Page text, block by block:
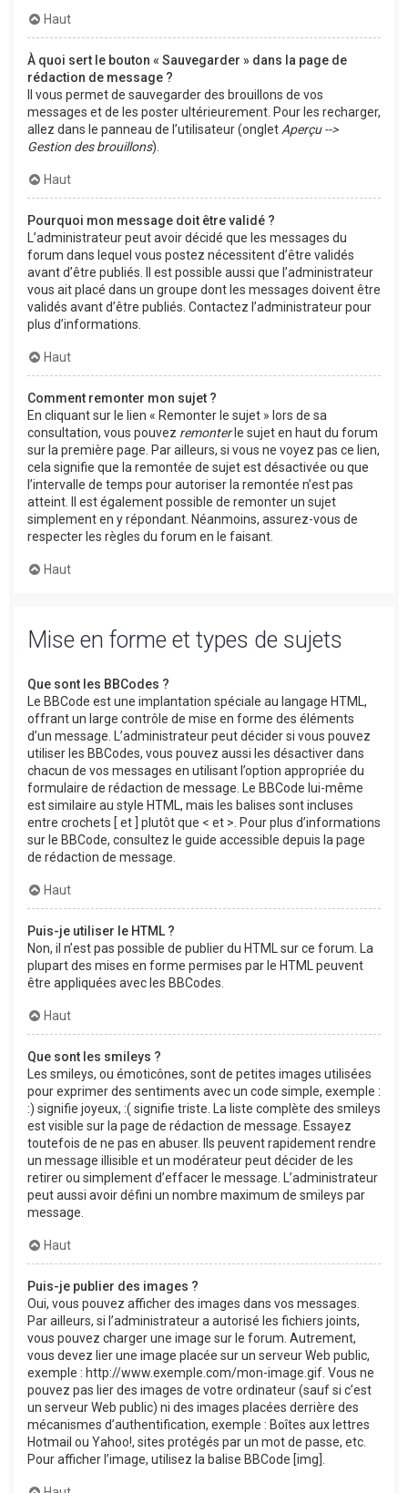
Haut
À quoi sert le bouton « Sauvegarder » dans la page de
rédaction de message ?
Il vous permet de sauvegarder des brouillons de vos
messages et de les poster ultérieurement. Pour les recharger,
allez dans le panneau de l’utilisateur (onglet Aperçu -->
Gestion des brouillons).
Haut
Pourquoi mon message doit être validé ?
L’administrateur peut avoir décidé que les messages du
forum dans lequel vous postez nécessitent d’être validés
avant d’être publiés. Il est possible aussi que l’administrateur
vous ait placé dans un groupe dont les messages doivent être
validés avant d’être publiés. Contactez l’administrateur pour
plus d’informations.
Haut
Comment remonter mon sujet ?
En cliquant sur le lien « Remonter le sujet » lors de sa
consultation, vous pouvez remonterle sujet en haut du forum
sur la première page. Par ailleurs, si vous ne voyez pas ce lien,
cela signifie que la remontée de sujet est désactivée ou que
l’intervalle de temps pour autoriser la remontée n’est pas
atteint. Il est également possible de remonter un sujet
simplement en y répondant. Néanmoins, assurez-vous de
respecter les règles du forum en le faisant.
Haut
Mise en forme et types de sujets
Que sont les BBCodes ?
Le BBCode est une implantation spéciale au langage HTML,
offrant un large contrôle de mise en forme des éléments
d’un message. L’administrateur peut décider si vous pouvez
utiliser les BBCodes, vous pouvez aussi les désactiver dans
chacun de vos messages en utilisant l’option appropriée du
formulaire de rédaction de message. Le BBCode lui-même
est similaire au style HTML, mais les balises sont incluses
entre crochets [ et ] plutôt que < et >. Pour plus d’informations
sur le BBCode, consultez le guide accessible depuis la page
de rédaction de message.
Haut
Puis-je utiliser le HTML ?
Non, il n’est pas possible de publier du HTML sur ce forum. La
plupart des mises en forme permises par le HTML peuvent
être appliquées avec les BBCodes.
Haut
Que sont les smileys ?
Les smileys, ou émoticônes, sont de petites images utilisées
pour exprimer des sentiments avec un code simple, exemple :
:) signifie joyeux, :( signifie triste. La liste complète des smileys
est visible sur la page de rédaction de message. Essayez
toutefois de ne pas en abuser. Ils peuvent rapidement rendre
un message illisible et un modérateur peut décider de les
retirer ou simplement d’effacer le message. L’administrateur
peut aussi avoir défini un nombre maximum de smileys par
message.
Haut
Puis-je publier des images ?
Oui, vous pouvez afficher des images dans vos messages.
Par ailleurs, si l’administrateur a autorisé les fichiers joints,
vous pouvez charger une image sur le forum. Autrement,
vous devez lier une image placée sur un serveur Web public,
exemple : http://www.exemple.com/mon-image.gif. Vous ne
pouvez pas lier des images de votre ordinateur (sauf si c’est
un serveur Web public) ni des images placées derrière des
mécanismes d’authentification, exemple : Boîtes aux lettres
Hotmail ou Yahoo!, sites protégés par un mot de passe, etc.
Pour afficher l’image, utilisez la balise BBCode [img].